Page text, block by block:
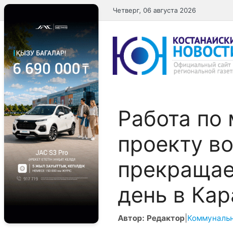
Перейти
к
содержимому
Четверг, 06 августа 2026
Работа
проекту
день в
Автор: Редактор